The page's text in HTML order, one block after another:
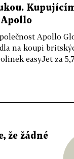
Apollo
na koupi
easyJet za
že žádné